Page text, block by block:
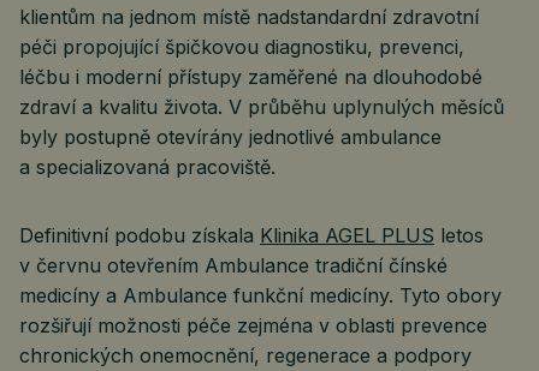
klientům na jednom místě nadstandardní zdravotní
péči propojující špičkovou diagnostiku, prevenci,
léčbu i moderní přístupy zaměřené na dlouhodobé
zdraví a kvalitu života. V průběhu uplynulých měsíců
byly postupně otevírány jednotlivé ambulance
a specializovaná pracoviště.
Definitivní podobu získala Klinika AGEL PLUS letos
v červnu otevřením Ambulance tradiční čínské
medicíny a Ambulance funkční medicíny. Tyto obory
rozšiřují možnosti péče zejména v oblasti prevence
chronických onemocnění, regenerace a podpory